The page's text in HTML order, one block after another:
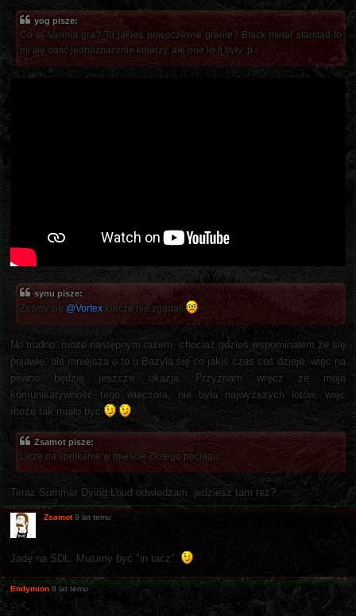
yog pisze:
Co ta Varmia gra? To jakieś nowoczesne granie? Black metal stamtąd to
mi się dość jednoznacznie kojarzy, ale one lo-fi były ;p
synu pisze:
Żeśmy się @Vortex kurcze nie zgadali
No trudno, może następnym razem, chociaż gdzieś wspominałem że się
pojawię, ale mniejsza o to u Bazyla się co jakiś czas coś dzieje, więc na
pewno będzie jeszcze okazja. Przyznam wręcz że moja
komunikatywność tego wieczora, nie była najwyższych lotów, więc
może tak miało być
Zsamot pisze:
Liczę na spotkanie w mieście Złotego pociągu.
Teraz Summer Dying Loud odwiedzam, jedziesz tam też?
Zsamot 9 lat temu
Jadę na SDL. Musimy być "in tacz".
Endymion 8 lat temu